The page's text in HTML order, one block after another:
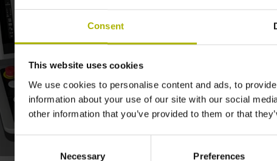
Consent
This website uses cookies
We use cookies to personalise content and ads, to
information about your use of our site with our social
other information that you’ve provided to them or that
Consent
Necessary Preferences